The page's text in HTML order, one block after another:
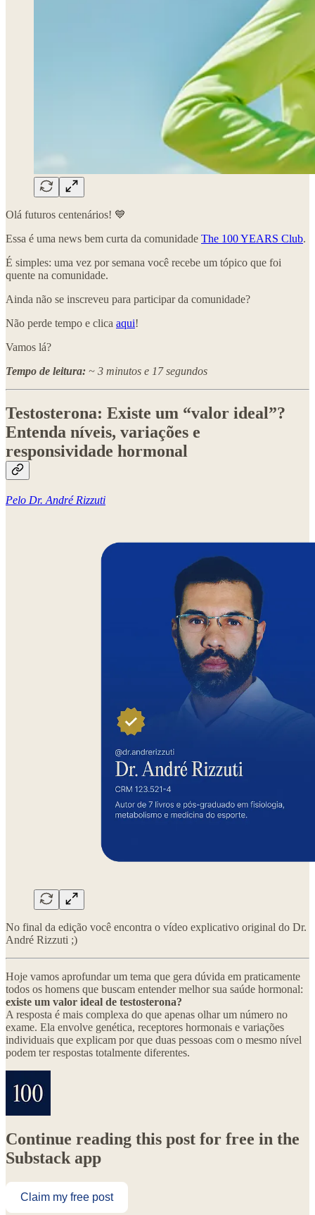
Olá futuros centenários! 💙
Essa é uma news bem curta da comunidade The 100 YEARS Club.
É simples: uma vez por semana você recebe um tópico que foi
quente na comunidade.
Ainda não se inscreveu para participar da comunidade?
Não perde tempo e clica aqui!
Vamos lá?
Tempo de leitura: ~ 3 minutos e 17 segundos
Testosterona: Existe um “valor ideal”?
Entenda níveis, variações e
responsividade hormonal
Pelo Dr. André Rizzuti
No final da edição você encontra o vídeo explicativo original do Dr.
André Rizzuti ;)
Hoje vamos aprofundar um tema que gera dúvida em praticamente
todos os homens que buscam entender melhor sua saúde hormonal:
existe um valor ideal de testosterona?
A resposta é mais complexa do que apenas olhar um número no
exame. Ela envolve genética, receptores hormonais e variações
individuais que explicam por que duas pessoas com o mesmo nível
podem ter respostas totalmente diferentes.
Continue reading this post for free in the
Substack app
Claim my free post